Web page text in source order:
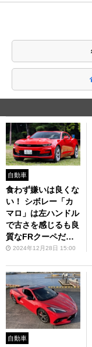
自動車
食わず嫌いは良くな
い！ シボレー「カ
マロ」は左ハンドル
で古さを感じるも良
質なFRクーペだっ
た2024年12月28日 15:00
自動車